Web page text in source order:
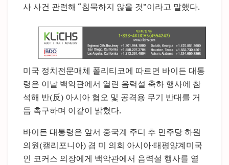
사 사건 관련해 “침묵하지 않을 것”이라고 말했다.
미국 정치전문매체 폴리티코에 따르면 바이든 대통
령은 이날 백악관에서 열린 음력설 축하 행사에 참
석해 반(反) 아시아 혐오 및 공격용 무기 반대를 거
듭 촉구하며 이같이 밝혔다.
바이든 대통령은 앞서 중국계 주디 추 민주당 하원
의원(캘리포니아) 겸 미 의회 아시아·태평양계미국
인 코커스 의장에게 백악관에서 음력설 행사를 열